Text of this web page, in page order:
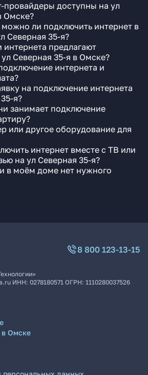
провайдеры доступны на ул
Омске?
ли подключить интернет в
Северная 35-я?
интернета предлагают
Северная 35-я в Омске?
интернета и
на подключение интернета
я?
занимает подключение
или другое оборудование для
интернет вместе с ТВ или
на ул Северная 35-я?
в моём доме нет нужного
8 800 123-13-15
ИНН: 0278180571 ОГРН: 1110280037526
в Омске